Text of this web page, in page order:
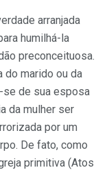
arranjada
humilhá-la
preconceituosa.
do marido ou da
se de sua esposa
da mulher ser
por um
De fato, como
primitiva (Atos